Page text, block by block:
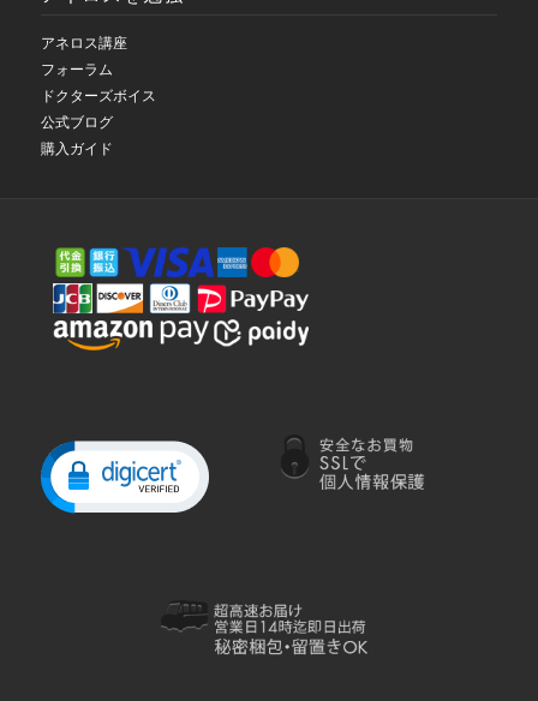
アネロス講座
フォーラム
ドクターズボイス
公式ブログ
購入ガイド